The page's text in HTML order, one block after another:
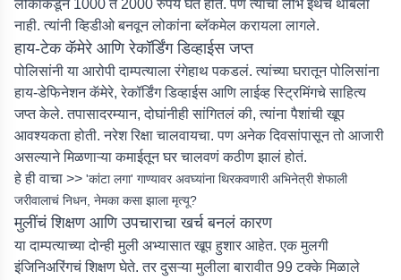
लोकांकडून 1000 ते 2000 रुपये घेत होते. पण त्यांचा लोभ इथेच थांबला
नाही. त्यांनी व्हिडीओ बनवून लोकांना ब्लॅकमेल करायला लागले.
हाय-टेक कॅमेरे आणि रेकॉर्डिंग डिव्हाईस जप्त
पोलिसांनी या आरोपी दाम्पत्याला रंगेहाथ पकडलं. त्यांच्या घरातून पोलिसांना
हाय-डेफिनेशन कॅमेरे, रेकॉर्डिंग डिव्हाईस आणि लाईव्ह स्ट्रिमिंगचे साहित्य
जप्त केले. तपासादरम्यान, दोघांनीही सांगितलं की, त्यांना पैशांची खूप
आवश्यकता होती. नरेश रिक्षा चालवायचा. पण अनेक दिवसांपासून तो आजारी
असल्याने मिळणाऱ्या कमाईतून घर चालवणं कठीण झालं होतं.
हे ही वाचा >> 'कांटा लगा' गाण्यावर अवघ्यांना थिरकवणारी अभिनेत्री शेफाली
जरीवालाचं निधन, नेमका कसा झाला मृत्यू?
मुलींचं शिक्षण आणि उपचाराचा खर्च बनलं कारण
या दाम्पत्याच्या दोन्ही मुली अभ्यासात खूप हुशार आहेत. एक मुलगी
इंजिनिअरिंगचं शिक्षण घेते. तर दुसऱ्या मुलीला बारावीत 99 टक्के मिळाले